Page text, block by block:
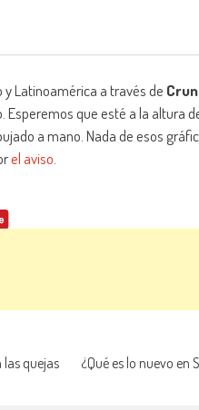
y Latinoamérica a través de
Esperemos que esté a la altura
a mano. Nada de esos
el aviso.
quejas ¿Qué es lo nuevo en